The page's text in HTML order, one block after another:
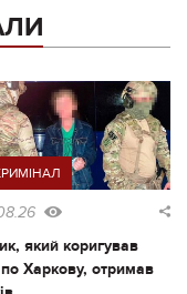
який коригував
Харкову, отримав